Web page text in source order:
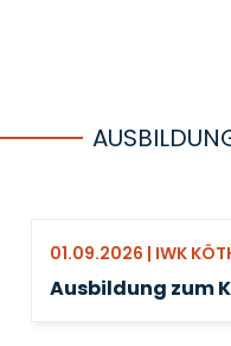
01.09.2026 | IWK
Ausbildung zum